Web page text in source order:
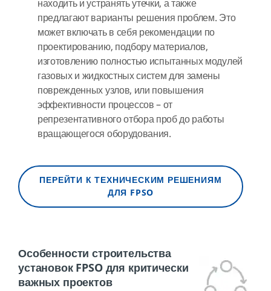
находить и устранять утечки, а также
предлагают варианты решения проблем. Это
может включать в себя рекомендации по
проектированию, подбору материалов,
изготовлению полностью испытанных модулей
газовых и жидкостных систем для замены
поврежденных узлов, или повышения
эффективности процессов – от
репрезентативного отбора проб до работы
вращающегося оборудования.
ПЕРЕЙТИ К ТЕХНИЧЕСКИМ РЕШЕНИЯМ
ДЛЯ FPSO
Особенности строительства
установок FPSO для критически
важных проектов